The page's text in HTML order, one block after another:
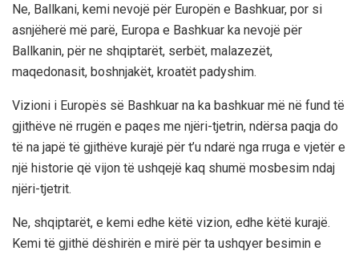
Ne, Ballkani, kemi nevojë për Europën e Bashkuar, por si
asnjëherë më parë, Europa e Bashkuar ka nevojë për
Ballkanin, për ne shqiptarët, serbët, malazezët,
maqedonasit, boshnjakët, kroatët padyshim.
Vizioni i Europës së Bashkuar na ka bashkuar më në fund të
gjithëve në rrugën e paqes me njëri-tjetrin, ndërsa paqja do
të na japë të gjithëve kurajë për t’u ndarë nga rruga e vjetër e
një historie që vijon të ushqejë kaq shumë mosbesim ndaj
njëri-tjetrit.
Ne, shqiptarët, e kemi edhe këtë vizion, edhe këtë kurajë.
Kemi të gjithë dëshirën e mirë për ta ushqyer besimin e